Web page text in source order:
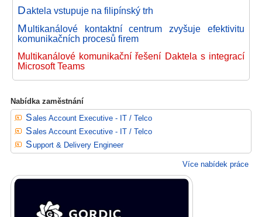
Daktela vstupuje na filipínský trh
Multikanálové kontaktní centrum zvyšuje efektivitu
komunikačních procesů firem
Multikanálové komunikační řešení Daktela s integrací
Microsoft Teams
Nabídka zaměstnání
Sales Account Executive - IT / Telco
Sales Account Executive - IT / Telco
Support & Delivery Engineer
Více nabídek práce